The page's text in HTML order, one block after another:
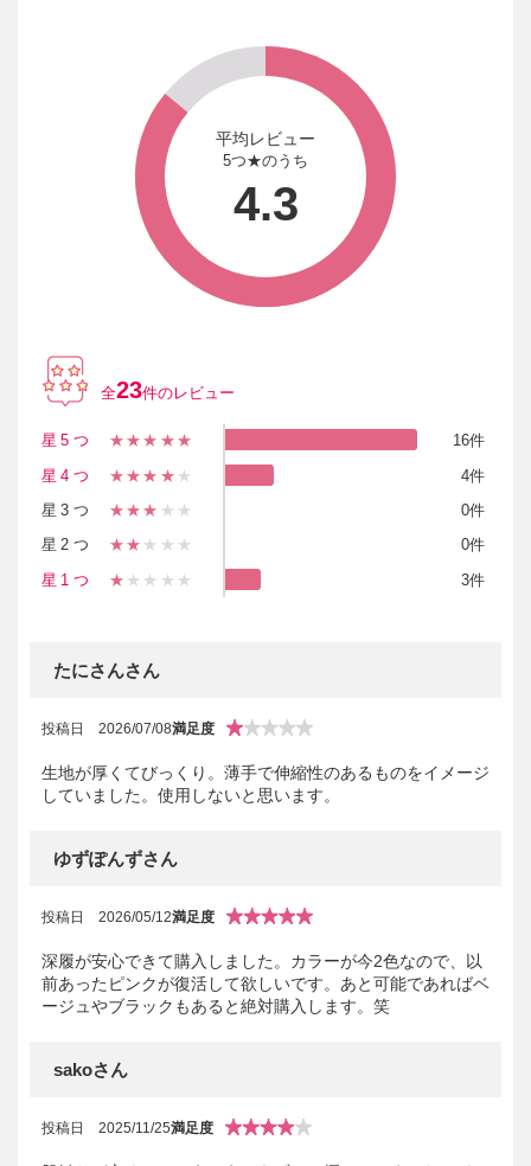
平均レビュー
5つ★のうち
4.3
全23件のレビュー
星5つ ★★★★★
16件
星4つ
★★★★ ★
4件
星3つ
★★★ ★★
0件
星2つ
★★ ★★★
0件
星1つ
★ ★★★★ 3件
たにさんさん
投稿日 2026/07/08満足度
生地が厚くてびっくり。薄手で伸縮性のあるものをイメージ
していました。使用しないと思います。
ゆずぽんずさん
投稿日 2026/05/12満足度
深履が安心できて購入しました。カラーが今2色なので、以
前あったピンクが復活して欲しいです。あと可能であればベ
ージュやブラックもあると絶対購入します。笑
sakoさん
投稿日 2025/11/25満足度